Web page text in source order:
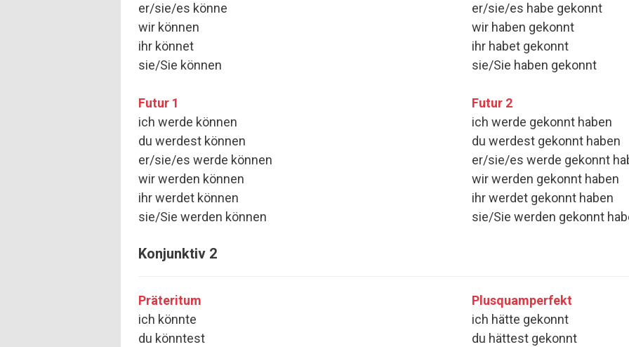
er/sie/es könne
wir können
ihr könnet
sie/Sie können
er/sie/es habe gekonnt
wir haben gekonnt
ihr habet gekonnt
sie/Sie haben gekonnt
Futur 1
ich werde können
du werdest können
er/sie/es werde können
wir werden können
ihr werdet können
sie/Sie werden können
Futur 2
ich werde gekonnt haben
du werdest gekonnt haben
er/sie/es werde gekonnt
wir werden gekonnt haben
ihr werdet gekonnt haben
sie/Sie werden gekonnt
Konjunktiv 2
Präteritum
ich könnte
du könntest
Plusquamperfekt
ich hätte gekonnt
du hättest gekonnt